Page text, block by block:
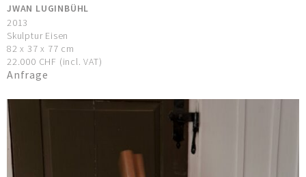
JWAN LUGINBÜHL
2013
Skulptur Eisen
82 x 37 x 77 cm
22.000 CHF (incl. VAT)
Anfrage